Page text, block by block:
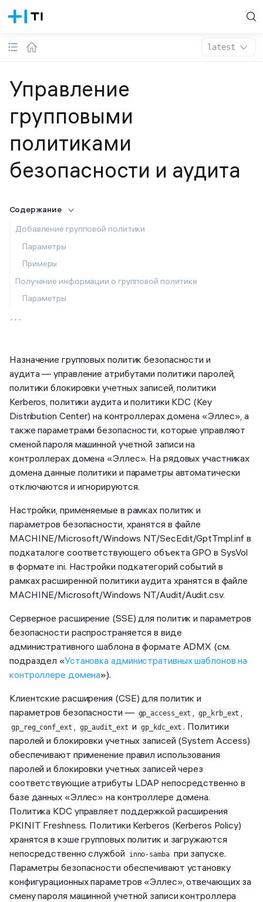
latest
Управление
групповыми
политиками
безопасности и аудита
Содержание
Добавление групповой политики
Параметры
Примеры
Получение информации о групповой политике
Параметры
...
Назначение групповых политик безопасности и
аудита — управление атрибутами политики паролей,
политики блокировки учетных записей, политики
Kerberos, политики аудита и политики KDC (Key
Distribution Center) на контроллерах домена «Эллес», а
также параметрами безопасности, которые управляют
сменой пароля машинной учетной записи на
контроллерах домена «Эллес». На рядовых участниках
домена данные политики и параметры автоматически
отключаются и игнорируются.
Настройки, применяемые в рамках политик и
параметров безопасности, хранятся в файле
MACHINE/Microsoft/Windows NT/SecEdit/GptTmpl.inf в
подкаталоге соответствующего объекта GPO в SysVol
в формате ini. Настройки подкатегорий событий в
рамках расширенной политики аудита хранятся в файле
MACHINE/Microsoft/Windows NT/Audit/Audit.csv.
Серверное расширение (SSE) для политик и параметров
безопасности распространяется в виде
административного шаблона в формате ADMX (см.
подраздел «Установка административных шаблонов на
контроллере домена»).
Клиентские расширения (CSE) для политик и
параметров безопасности — gp_access_ext , gp_krb_ext ,
gp_reg_conf_ext , gp_audit_ext и gp_kdc_ext . Политики
паролей и блокировки учетных записей (System Access)
обеспечивают применение правил использования
паролей и блокировки учетных записей через
соответствующие атрибуты LDAP непосредственно в
базе данных «Эллес» на контроллере домена.
Политика KDC управляет поддержкой расширения
PKINIT Freshness. Политики Kerberos (Kerberos Policy)
хранятся в кэше групповых политик и загружаются
непосредственно службой inno-samba при запуске.
Параметры безопасности обеспечивают установку
конфигурационных параметров «Эллес», отвечающих за
смену пароля машинной учетной записи контроллера